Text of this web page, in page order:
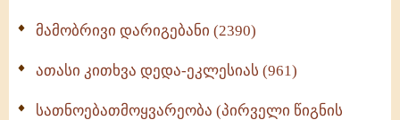
მამობრივი დარიგებანი (2390)
ათასი კითხვა დედა-ეკლესიას (961)
სათნოებათმოყვარეობა (პირველი წიგნის